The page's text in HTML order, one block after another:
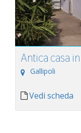
Antica casa
Gallipoli
Vedi scheda